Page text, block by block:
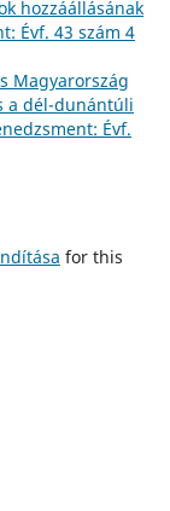
hozzáállásának
Évf. 43 szám 4
Magyarország
a dél-dunántúli
Évf.
for this